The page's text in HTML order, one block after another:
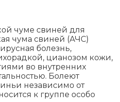
чуме свиней для
чума свиней (АЧС)
болезнь,
цианозом кожи,
во внутренних
Болеют
независимо от
к группе особо